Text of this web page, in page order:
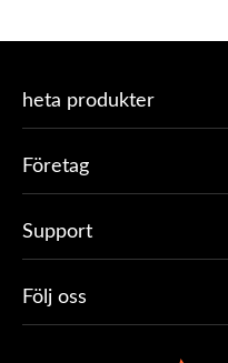
heta produkter
Företag
Support
Följ oss